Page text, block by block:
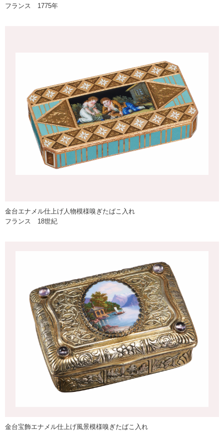
フランス 1775年
金台エナメル仕上げ人物模様嗅ぎたばこ入れ
フランス 18世紀
金台宝飾エナメル仕上げ風景模様嗅ぎたばこ入れ